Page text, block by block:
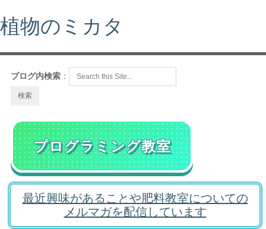
植物のミカタ
ブログ内検索 ：
プログラミング教室
最近興味があることや肥料教室についての
メルマガを配信しています